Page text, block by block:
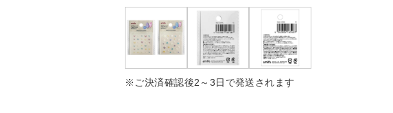
※ご決済確認後2～3日で発送されます